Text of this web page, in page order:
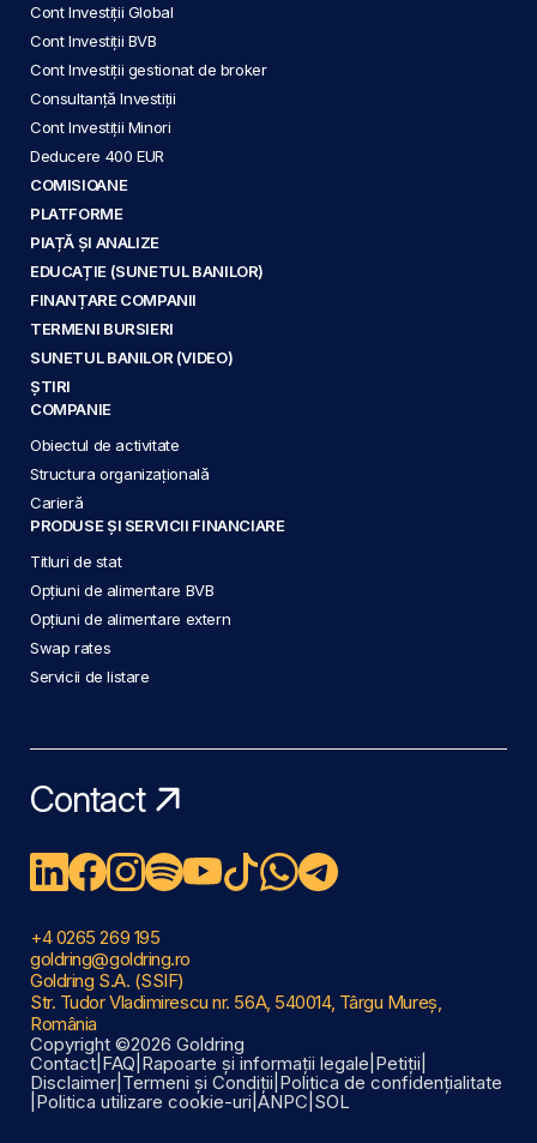
Cont Investiții Global
Cont Investiții BVB
Cont Investiții gestionat de broker
Consultanță Investiții
Cont Investiții Minori
Deducere 400 EUR
COMISIOANE
PLATFORME
PIAȚĂ ȘI ANALIZE
EDUCAȚIE (SUNETUL BANILOR)
FINANȚARE COMPANII
TERMENI BURSIERI
SUNETUL BANILOR (VIDEO)
ȘTIRI
COMPANIE
Obiectul de activitate
Structura organizațională
Carieră
PRODUSE ȘI SERVICII FINANCIARE
Titluri de stat
Opțiuni de alimentare BVB
Opțiuni de alimentare extern
Swap rates
Servicii de listare
Contact
+4 0265 269 195
goldring@goldring.ro
Goldring S.A. (SSIF)
Str. Tudor Vladimirescu nr. 56A, 540014, Târgu Mureș,
România
Copyright ©2026 Goldring
Contact FAQ Rapoarte și informații legale Petiții
Disclaimer Termeni și Condiții Politica de confidențialitate
Politica utilizare cookie-uri ANPC SOL